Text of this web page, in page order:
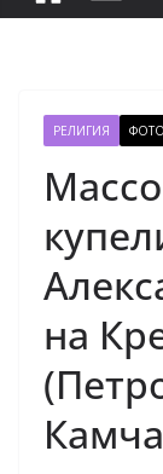
РЕЛИГИЯ
на